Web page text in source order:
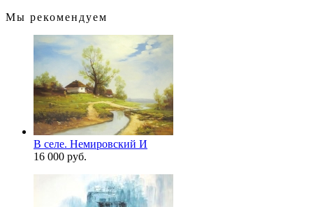
Мы рекомендуем
В селе. Немировский И
16 000 руб.